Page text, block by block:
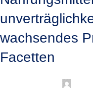
wachsendes
Facetten